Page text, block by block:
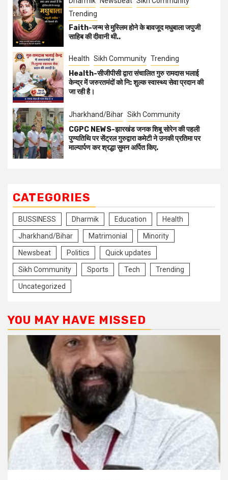
Trending
Faith-जन्म से मुस्लिम होने के बावजूद मधुबाला जपुजी
साहिब की दीवानी थी..
Health Sikh Community Trending
Health-सीजीपीसी द्वारा संचालित गुरु रामदास भलाई
केन्द्र में जरुरतमंदों को नि: शुल्क स्वास्थ्य सेवा प्रदान की
जा रही है।
Jharkhand/Bihar Sikh Community
CGPC NEWS-झारखंड जनक शिबू सोरेन की पहली
पुण्यतिथि पर सेंट्रल गुरुद्वारा कमेटी ने उनकी प्रतिमा पर
माल्यार्पण कर श्रद्धा सुमन अर्पित किए.
CATEGORIES
BUSSINESS Dharmik Education Health
Jharkhand/Bihar Matrimonial Minority
Newsbeat Politics Quick updates
Sikh Community Sports Tech Trending
Uncategorized
YOU MAY HAVE MISSED